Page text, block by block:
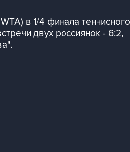
в 1/4 финала теннисного
двух россиянок - 6:2,